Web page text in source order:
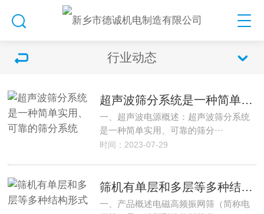
行业动态
超声波筛分系统是一种简单实用、可靠的筛分系统
一、超声波电源概述：超声波筛分系统
是一种简单实用、可靠的筛分···
时间：2023-07-29
筛机有单层和多层等多种结构形式
一、产品概述电磁高频振网筛（简称电